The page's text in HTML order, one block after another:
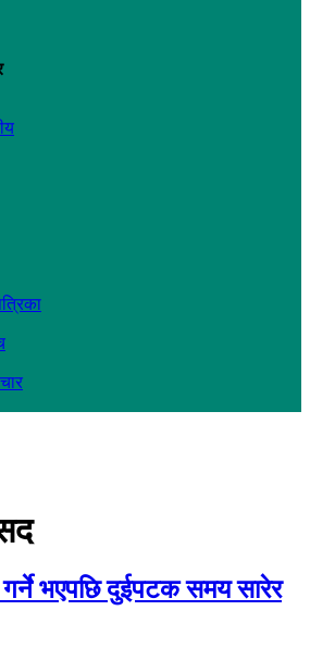
भएपछि दुईपटक समय सारेर